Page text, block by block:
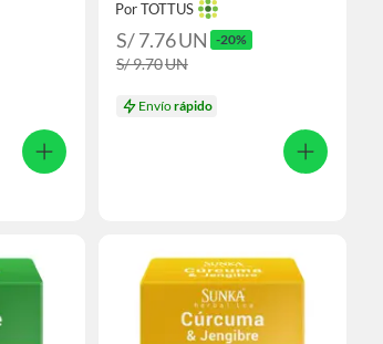
Por TOTTUS
S/ 7.76UN -20%
S/ 9.70UN
Envíorápido